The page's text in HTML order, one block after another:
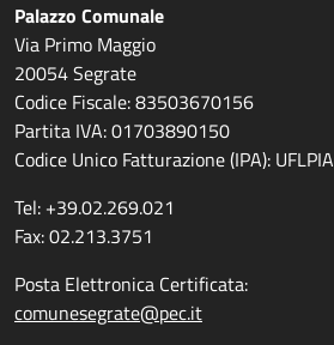
Palazzo Comunale
Via Primo Maggio
20054 Segrate
Codice Fiscale: 83503670156
Partita IVA: 01703890150
Codice Unico Fatturazione (IPA): UFLPIA
Tel: +39.02.269.021
Fax: 02.213.3751
Posta Elettronica Certificata:
comunesegrate@pec.it